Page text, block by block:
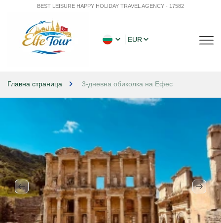
BEST LEISURE HAPPY HOLIDAY TRAVEL AGENCY - 17582
EUR
Главна страница 3-дневна обиколка на Ефес